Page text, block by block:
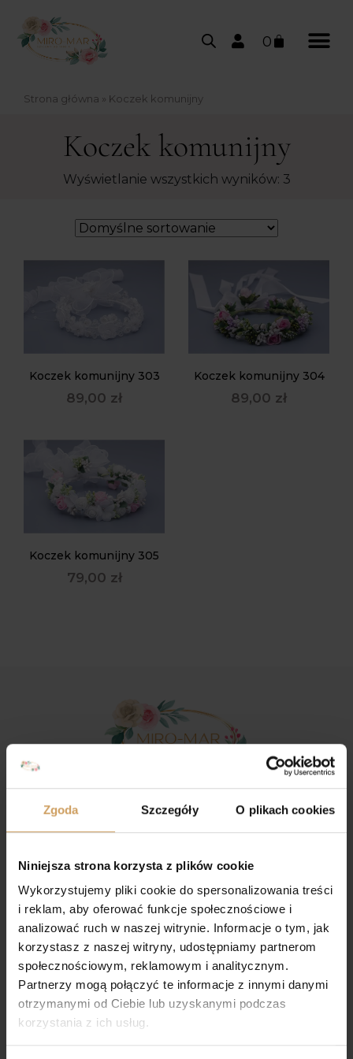
Zgoda Szczegóły O plikach cookies
Niniejsza strona korzysta z plików cookie
Wykorzystujemy pliki cookie do spersonalizowania treści
i reklam, aby oferować funkcje społecznościowe i
analizować ruch w naszej witrynie. Informacje o tym, jak
korzystasz z naszej witryny, udostępniamy partnerom
społecznościowym, reklamowym i analitycznym.
Partnerzy mogą połączyć te informacje z innymi danymi
otrzymanymi od Ciebie lub uzyskanymi podczas
korzystania z ich usług.
0
Strona główna » Koczek komunijny
Koczek komunijny
Wyświetlanie wszystkich wyników: 3
Koczek komunijny 303
89,00 zł
Koczek komunijny 304
89,00 zł
Koczek komunijny 305
79,00 zł
Dołącz do nas na Facebooku
KONTAKT
GRUPY KOMUNIJNE
507-064-041
ALLEGRO,
ZAKUPY PRZEZ STRONĘ INTERNETOWĄ
503-065-774
email : sklep@miro-mar.pl